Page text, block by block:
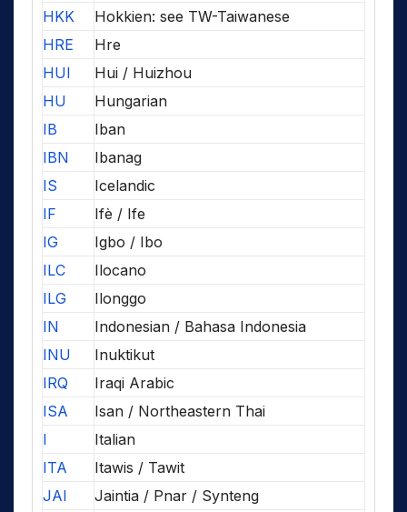
HKK
Hokkien: see TW-Taiwanese
HRE
Hre
HUI
Hui / Huizhou
HU
Hungarian
IB
Iban
IBN
Ibanag
IS
Icelandic
IF
Ifè / Ife
IG
Igbo / Ibo
ILC
Ilocano
ILG
Ilonggo
IN
Indonesian / Bahasa Indonesia
INU
Inuktikut
IRQ
Iraqi Arabic
ISA
Isan / Northeastern Thai
I
Italian
ITA
Itawis / Tawit
JAI
Jaintia / Pnar / Synteng